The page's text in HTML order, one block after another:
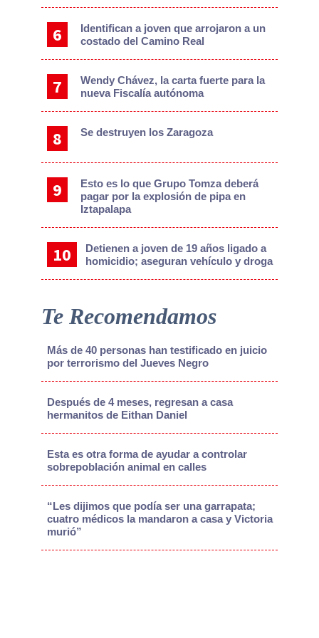
Identifican a joven que arrojaron a un
costado del Camino Real
Wendy Chávez, la carta fuerte para la
nueva Fiscalía autónoma
Se destruyen los Zaragoza
Esto es lo que Grupo Tomza deberá
pagar por la explosión de pipa en
Iztapalapa
Detienen a joven de 19 años ligado a
homicidio; aseguran vehículo y droga
Te Recomendamos
Más de 40 personas han testificado en juicio
por terrorismo del Jueves Negro
Después de 4 meses, regresan a casa
hermanitos de Eithan Daniel
Esta es otra forma de ayudar a controlar
sobrepoblación animal en calles
“Les dijimos que podía ser una garrapata;
cuatro médicos la mandaron a casa y Victoria
murió”